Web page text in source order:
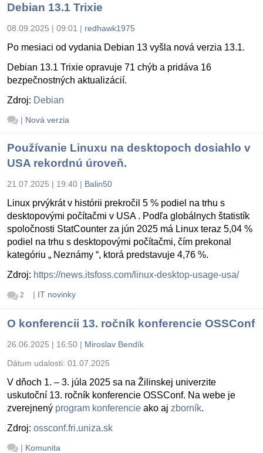
Debian 13.1 Trixie
08.09.2025 | 09:01 | redhawk1975
Po mesiaci od vydania Debian 13 vyšla nová verzia 13.1.
Debian 13.1 Trixie opravuje 71 chýb a pridáva 16
bezpečnostných aktualizácií.
Zdroj: Debian
| Nová verzia
Používanie Linuxu na desktopoch dosiahlo v
USA rekordnú úroveň.
21.07.2025 | 19:40 | Balin50
Linux prvýkrát v histórii prekročil 5 % podiel na trhu s
desktopovými počítačmi v USA . Podľa globálnych štatistík
spoločnosti StatCounter za jún 2025 má Linux teraz 5,04 %
podiel na trhu s desktopovými počítačmi, čím prekonal
kategóriu „ Neznámy “, ktorá predstavuje 4,76 %.
Zdroj: https://news.itsfoss.com/linux-desktop-usage-usa/
2 | IT novinky
O konferencii 13. ročník konferencie OSSConf
26.06.2025 | 16:50 | Miroslav Bendík
Dátum udalosti: 01.07.2025
V dňoch 1. – 3. júla 2025 sa na Žilinskej univerzite
uskutoční 13. ročník konferencie OSSConf. Na webe je
zverejnený program konferencie ako aj zborník.
Zdroj: ossconf.fri.uniza.sk
| Komunita